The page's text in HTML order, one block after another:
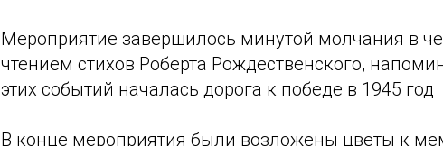
Мероприятие завершилось минутой молчания в
чтением стихов Роберта Рождественского,
этих событий началась дорога к победе в 1945 год
В конце мероприятия были возложены цветы к